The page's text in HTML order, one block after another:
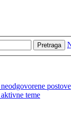
Pretraga
postove
teme